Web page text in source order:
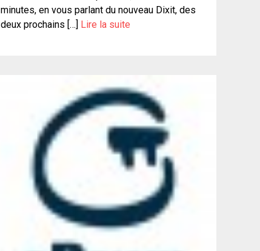
minutes, en vous parlant du nouveau Dixit, des
deux prochains […] Lire la suite